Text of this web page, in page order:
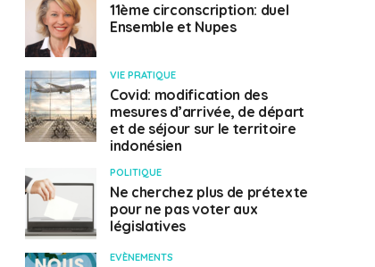
11ème circonscription: duel
Ensemble et Nupes
VIE PRATIQUE
Covid: modification des
mesures d’arrivée, de départ
et de séjour sur le territoire
indonésien
POLITIQUE
Ne cherchez plus de prétexte
pour ne pas voter aux
législatives
EVÈNEMENTS